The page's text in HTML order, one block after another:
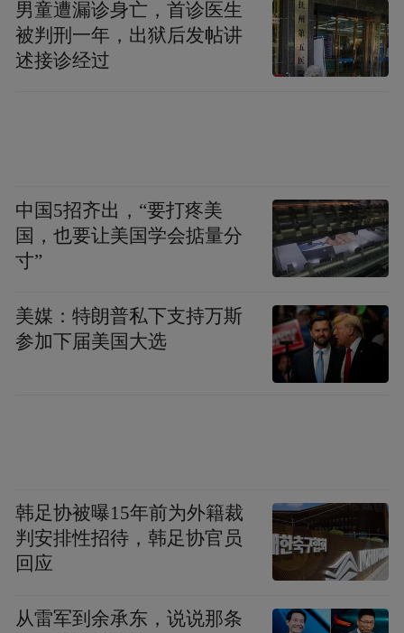
男童遭漏诊身亡，首诊医生
被判刑一年，出狱后发帖讲
述接诊经过
中国5招齐出，“要打疼美
国，也要让美国学会掂量分
寸”
美媒：特朗普私下支持万斯
参加下届美国大选
韩足协被曝15年前为外籍裁
判安排性招待，韩足协官员
回应
从雷军到余承东，说说那条